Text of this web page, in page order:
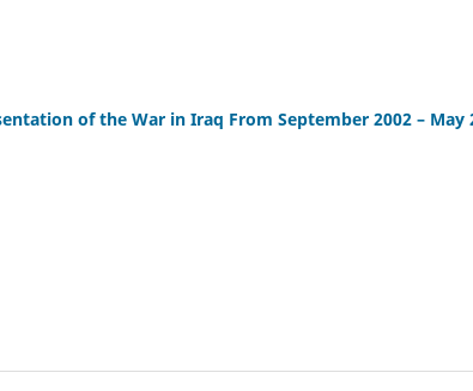
of the War in Iraq From September 2002 – May